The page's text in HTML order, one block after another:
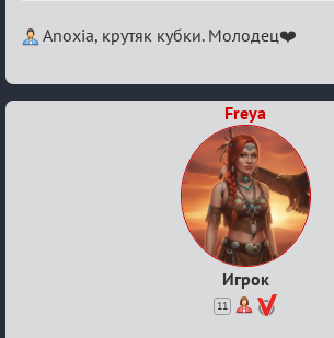
Re:
о
Anoxia, крутяк кубки. Молодец❤️
Freya
Игрок
11